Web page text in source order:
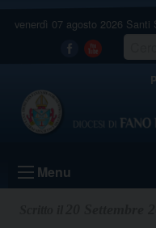
venerdì 07 agosto 2026 Santi
Facebook
Youtube
Menu